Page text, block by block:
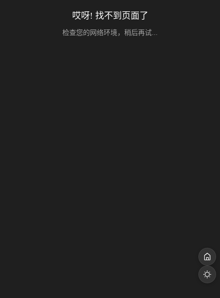
哎呀! 找不到页面了
检查您的网络环境，稍后再试...